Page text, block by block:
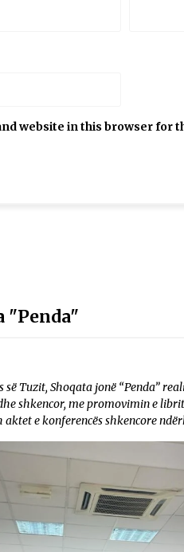
website in this browser for
"Penda"
së Tuzit, Shoqata jonë “Penda”
shkencor, me promovimin e
e konferencës shkencore